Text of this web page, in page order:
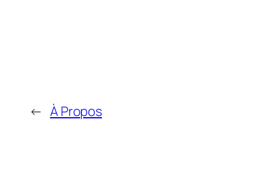
← À Propos